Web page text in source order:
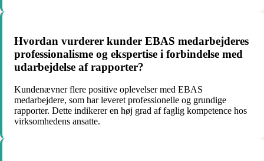
Hvordan vurderer kunder EBAS medarbejderes
professionalisme og ekspertise i forbindelse med
udarbejdelse af rapporter?
Kundenævner flere positive oplevelser med EBAS
medarbejdere, som har leveret professionelle og grundige
rapporter. Dette indikerer en høj grad af faglig kompetence hos
virksomhedens ansatte.